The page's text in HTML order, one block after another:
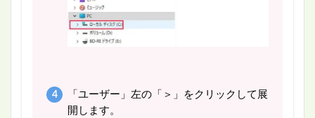
「ユーザー」左の「＞」をクリックして展
開します。